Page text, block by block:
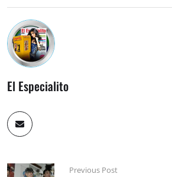
El Especialito
Previous Post